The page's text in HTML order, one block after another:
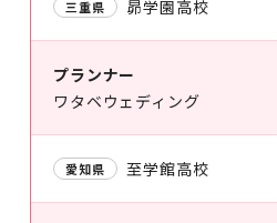
三重県 昴学園高校
プランナー
ワタベウェディング
愛知県 至学館高校